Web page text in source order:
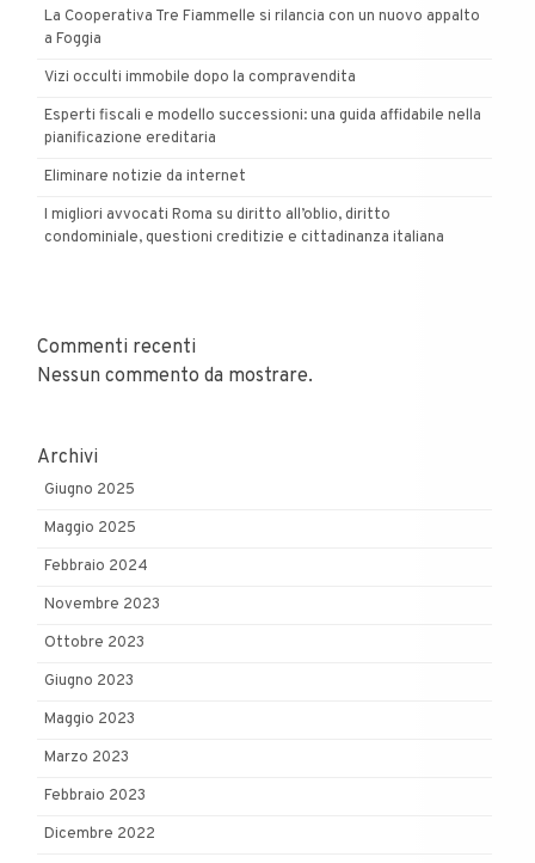
La Cooperativa Tre Fiammelle si rilancia con un nuovo appalto
a Foggia
Vizi occulti immobile dopo la compravendita
Esperti fiscali e modello successioni: una guida affidabile nella
pianificazione ereditaria
Eliminare notizie da internet
I migliori avvocati Roma su diritto all’oblio, diritto
condominiale, questioni creditizie e cittadinanza italiana
Commenti recenti
Nessun commento da mostrare.
Archivi
Giugno 2025
Maggio 2025
Febbraio 2024
Novembre 2023
Ottobre 2023
Giugno 2023
Maggio 2023
Marzo 2023
Febbraio 2023
Dicembre 2022